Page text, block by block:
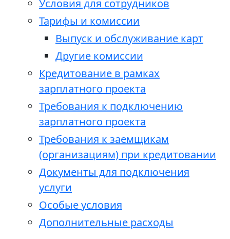
Условия для сотрудников
Тарифы и комиссии
Выпуск и обслуживание карт
Другие комиссии
Кредитование в рамках
зарплатного проекта
Требования к подключению
зарплатного проекта
Требования к заемщикам
(организациям) при кредитовании
Документы для подключения
услуги
Особые условия
Дополнительные расходы